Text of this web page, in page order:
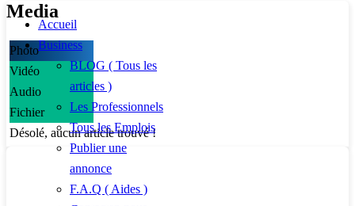
Media
Photo
Vidéo
Audio
Fichier
Désolé, aucun article trouvé !
Accueil
Business
BLOG ( Tous les
articles )
Les Professionnels
Tous les Emplois
Publier une
annonce
F.A.Q ( Aides )